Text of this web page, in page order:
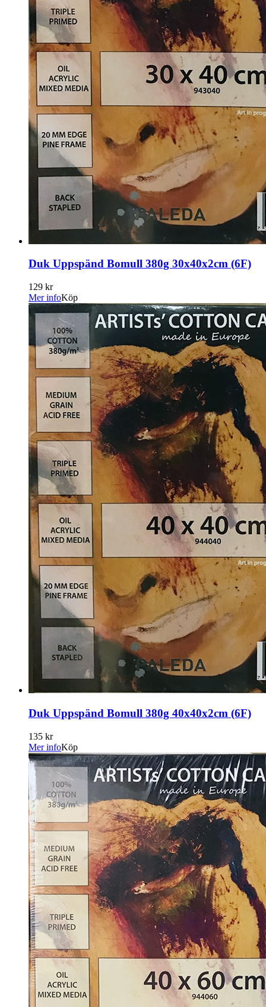
Duk Uppspänd Bomull 380g 30x40x2cm (6F)
129 kr
Mer infoKöp
Duk Uppspänd Bomull 380g 40x40x2cm (6F)
135 kr
Mer infoKöp